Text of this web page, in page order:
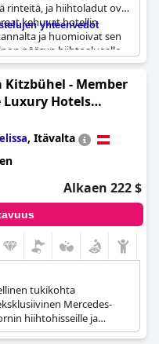
rinteitä, ja hiihtoladut ovat
kehuvat hotellin
ja huomioivat sen
pääsyn hiihtoalueelle.
asemalle ja eri
ja ilmainen kuljetus
sopimusta SPA
ski -kokemusta varten,
ja mutkattomat
yhteenvedot
Kitzbühel - Member
Hotels
, Itävalta
Alkaen 222 $
tukikohta
Mercedes-
hiihtohisseille ja